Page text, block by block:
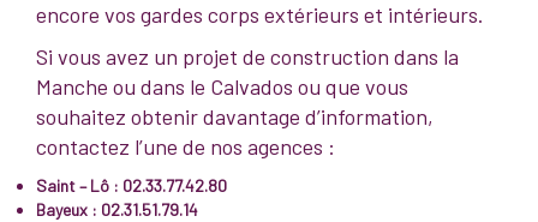
encore vos gardes corps extérieurs et intérieurs.
Si vous avez un projet de construction dans la
Manche ou dans le Calvados ou que vous
souhaitez obtenir davantage d’information,
contactez l’une de nos agences :
Saint – Lô : 02.33.77.42.80
Bayeux : 02.31.51.79.14